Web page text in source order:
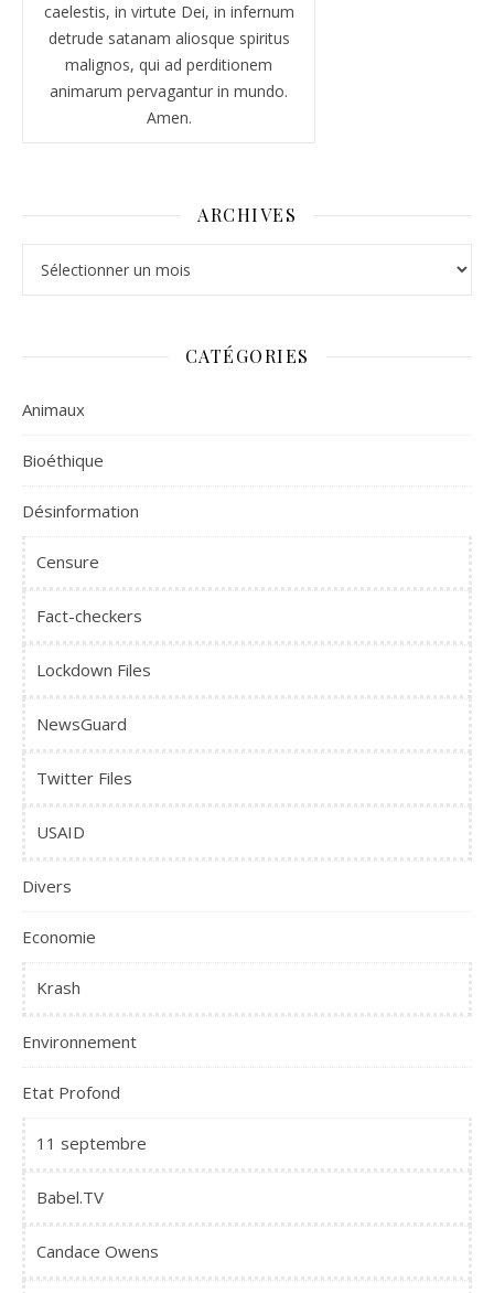
caelestis, in virtute Dei, in infernum
detrude satanam aliosque spiritus
malignos, qui ad perditionem
animarum pervagantur in mundo.
Amen.
ARCHIVES
CATÉGORIES
Animaux
Bioéthique
Désinformation
Censure
Fact-checkers
Lockdown Files
NewsGuard
Twitter Files
USAID
Divers
Economie
Krash
Environnement
Etat Profond
11 septembre
Babel.TV
Candace Owens